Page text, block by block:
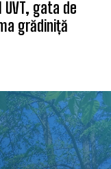
gata de
grădiniță